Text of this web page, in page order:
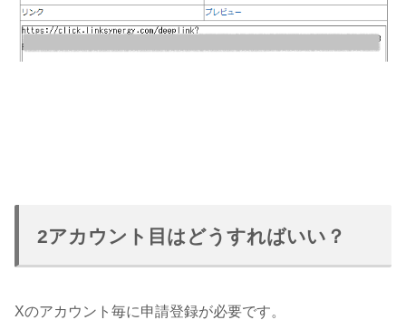
2アカウント目はどうすればいい？
Xのアカウント毎に申請登録が必要です。